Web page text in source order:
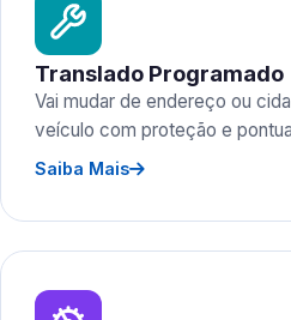
Translado Programado
Vai mudar de endereço ou
veículo com proteção e
Saiba Mais